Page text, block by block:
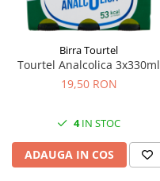
Birra Tourtel
Tourtel Analcolica 3x330ml
19,50 RON
4IN STOC
ADAUGA IN COS